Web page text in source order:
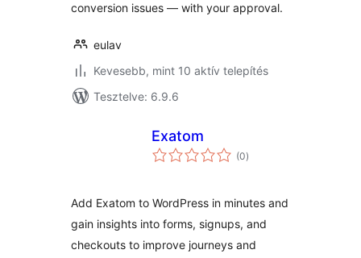
conversion issues — with your approval.
eulav
Kevesebb, mint 10 aktív telepítés
Tesztelve: 6.9.6
Exatom
(0értékelés
összesen
)
Add Exatom to WordPress in minutes and
gain insights into forms, signups, and
checkouts to improve journeys and